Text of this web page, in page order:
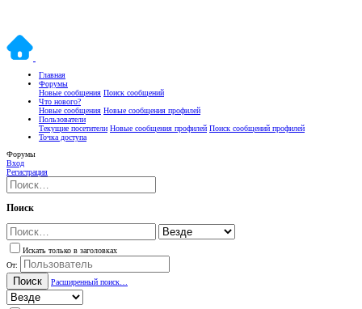
Главная
Форумы
Новые сообщения Поиск сообщений
Что нового?
Новые сообщения Новые сообщения профилей
Пользователи
Текущие посетители Новые сообщения профилей Поиск сообщений профилей
Точка доступа
Форумы
Вход
Регистрация
Поиск
Искать только в заголовках
От:
Поиск Расширенный поиск…